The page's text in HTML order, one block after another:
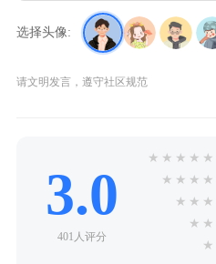
选择头像:
请文明发言，遵守社区规范
3.0
401人评分
★ ★ ★ ★ ★
★ ★ ★ ★
★ ★ ★
★ ★
★